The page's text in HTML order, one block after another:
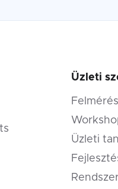
Üzleti
Felmérés
Üzleti